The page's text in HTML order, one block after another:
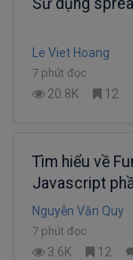
Le Viet Hoang
7 phút đọc
20.8K 12
Tìm hiểu về
Javascript
Nguyễn Văn Quy
7 phút đọc
3.6K 12